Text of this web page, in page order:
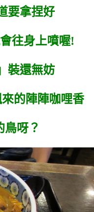
要拿捏好
往身上噴喔!
裝還無妨
的陣陣咖哩香
鳥呀？